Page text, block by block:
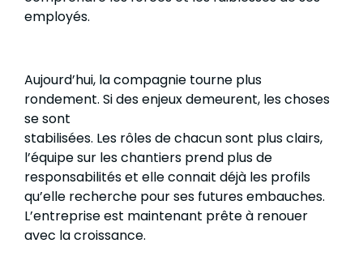
employés.
Aujourd’hui, la compagnie tourne plus
rondement. Si des enjeux demeurent, les choses
se sont
stabilisées. Les rôles de chacun sont plus clairs,
l’équipe sur les chantiers prend plus de
responsabilités et elle connait déjà les profils
qu’elle recherche pour ses futures embauches.
L’entreprise est maintenant prête à renouer
avec la croissance.